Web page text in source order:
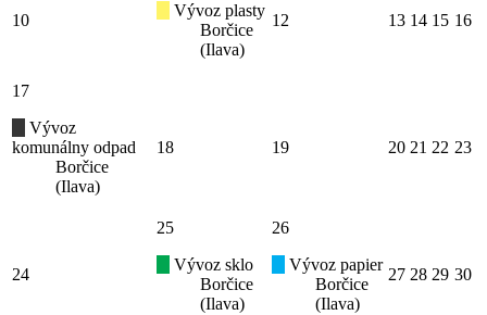
10
Vývoz plasty
Borčice
(Ilava)
12 13 14 15 16
17
Vývoz
komunálny odpad
Borčice
(Ilava)
18 19 20 21 22 23
24
25
Vývoz sklo
Borčice
(Ilava)
26
Vývoz papier
Borčice
(Ilava)
27 28 29 30